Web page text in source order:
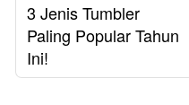
3 Jenis Tumbler
Paling Popular Tahun
Ini!